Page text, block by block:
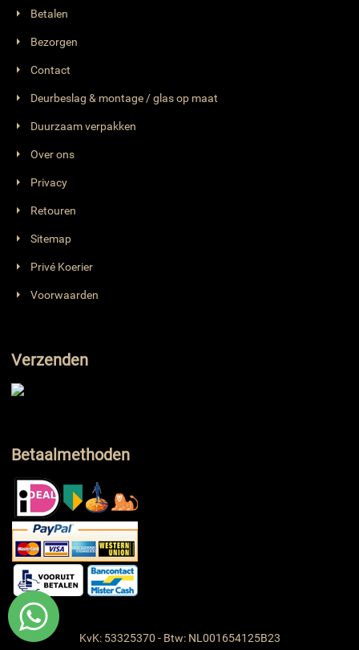
Betalen
Bezorgen
Contact
Deurbeslag & montage / glas op maat
Duurzaam verpakken
Over ons
Privacy
Retouren
Sitemap
Privé Koerier
Voorwaarden
Verzenden
Betaalmethoden
KvK: 53325370 - Btw: NL001654125B23